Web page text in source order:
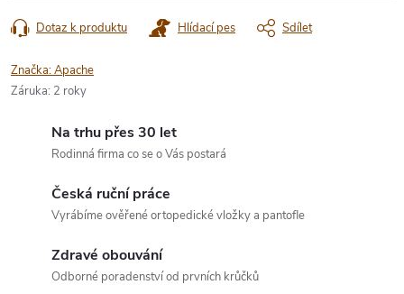
Dotaz k produktu Hlídací pes Sdílet
Značka:Apache
Záruka: 2 roky
Na trhu přes 30 let
Rodinná firma co se o Vás postará
Česká ruční práce
Vyrábíme ověřené ortopedické vložky a pantofle
Zdravé obouvání
Odborné poradenství od prvních krůčků